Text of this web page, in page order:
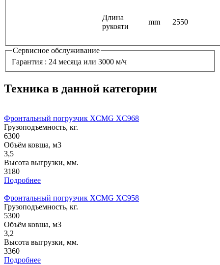
Длина
рукояти
mm 2550
Сервисное обслуживание
Гарантия : 24 месяца или 3000 м/ч
Техника в данной категории
Фронтальный погрузчик XCMG XC968
Грузоподъемность, кг.
6300
Объём ковша, м3
3,5
Высота выгрузки, мм.
3180
Подробнее
Фронтальный погрузчик XCMG XC958
Грузоподъемность, кг.
5300
Объём ковша, м3
3,2
Высота выгрузки, мм.
3360
Подробнее